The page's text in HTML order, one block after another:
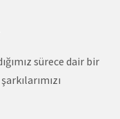
sürece dair bir